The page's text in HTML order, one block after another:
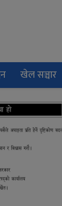
खेल सञ्चार